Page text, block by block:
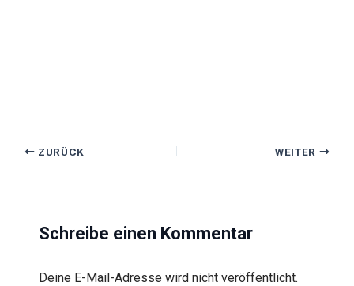
ZURÜCK WEITER
Schreibe einen Kommentar
Deine E-Mail-Adresse wird nicht veröffentlicht.